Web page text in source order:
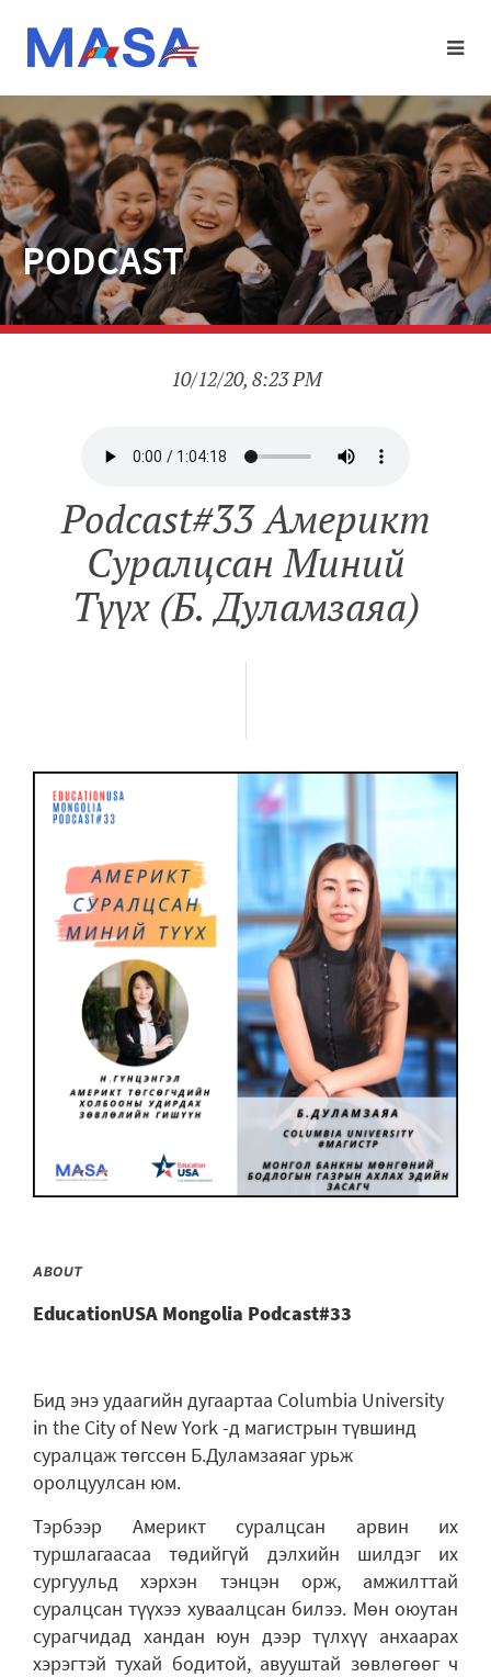
PODCAST
10/12/20, 8:23 PM
Podcast#33 Америкт
Суралцсан Миний
Түүх (Б. Дуламзаяа)
ABOUT
EducationUSA Mongolia Podcast#33
Бид энэ удаагийн дугаартаа Columbia University
in the City of New York -д магистрын түвшинд
суралцаж төгссөн Б.Дуламзаяаг урьж
оролцуулсан юм.
Тэрбээр Америкт суралцсан арвин их
туршлагаасаа төдийгүй дэлхийн шилдэг их
сургуульд хэрхэн тэнцэн орж, амжилттай
суралцсан түүхээ хуваалцсан билээ. Мөн оюутан
сурагчидад хандан юун дээр түлхүү анхаарах
хэрэгтэй тухай бодитой, авууштай зөвлөгөөг ч